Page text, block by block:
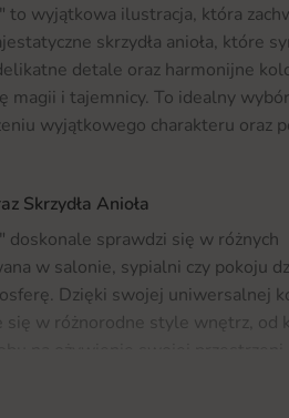
to wyjątkowa ilustracja, która
skrzydła anioła, które
detale oraz harmonijne
magii i tajemnicy. To idealny
wyjątkowego charakteru oraz
Skrzydła Anioła
doskonale sprawdzi się w różnych
w salonie, sypialni czy pokoju
Dzięki swojej uniwersalnej
w różnorodne style wnętrz, od
Zainspiruj się i odkryj